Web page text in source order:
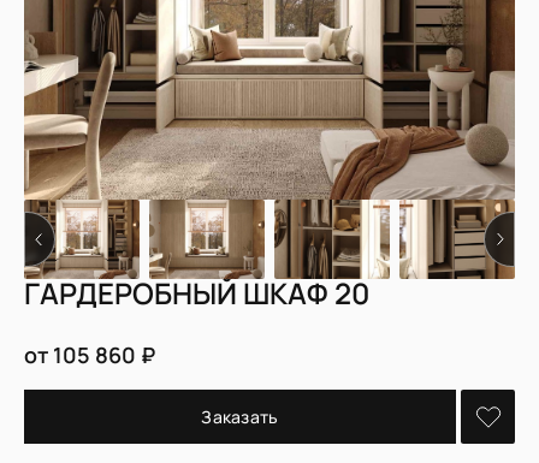
ГАРДЕРОБНЫЙ ШКАФ 20
от 105 860 ₽
Заказать